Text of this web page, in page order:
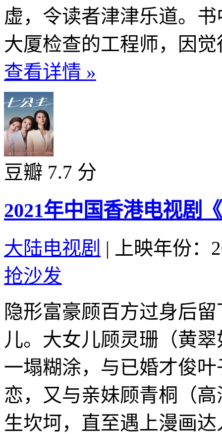
虚，令读者津津乐道。
大厦检查的工程师，因
查看详情 »
豆瓣 7.7 分
2021年中国香港电视剧
大陆电视剧 |
上映年份：
抢沙发
隐形富豪顾百方过身后
儿。大女儿顾灵珊（黄
一塌糊涂，与已婚才俊
恋，又与亲妹顾青桐（
生坎坷，直至遇上漫画